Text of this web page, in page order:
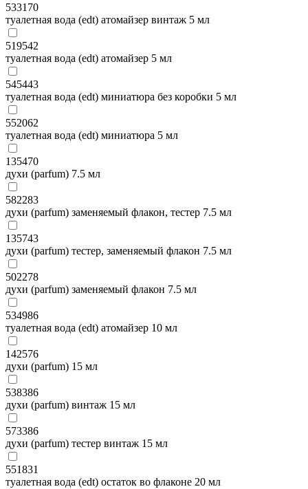
533170
туалетная вода (edt) атомайзер винтаж 5 мл
519542
туалетная вода (edt) атомайзер 5 мл
545443
туалетная вода (edt) миниатюра без коробки 5 мл
552062
туалетная вода (edt) миниатюра 5 мл
135470
духи (parfum) 7.5 мл
582283
духи (parfum) заменяемый флакон, тестер 7.5 мл
135743
духи (parfum) тестер, заменяемый флакон 7.5 мл
502278
духи (parfum) заменяемый флакон 7.5 мл
534986
туалетная вода (edt) атомайзер 10 мл
142576
духи (parfum) 15 мл
538386
духи (parfum) винтаж 15 мл
573386
духи (parfum) тестер винтаж 15 мл
551831
туалетная вода (edt) остаток во флаконе 20 мл